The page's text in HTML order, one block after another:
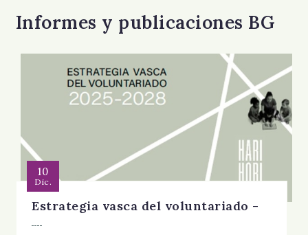
Informes y publicaciones BG
10
Dic.
Estrategia vasca del voluntariado -